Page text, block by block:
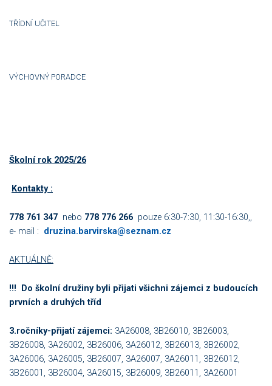
TŘÍDNÍ UČITEL
VÝCHOVNÝ PORADCE
Školní rok 2025/26
Kontakty :
778 761 347 nebo 778 776 266 pouze 6:30-7:30, 11:30-16:30,,
e- mail : druzina.barvirska@seznam.cz
AKTUÁLNĚ:
!!! Do školní družiny byli přijati všichni zájemci z budoucích
prvních a druhých tříd
3.ročníky-přijatí zájemci: 3A26008, 3B26010, 3B26003,
3B26008, 3A26002, 3B26006, 3A26012, 3B26013, 3B26002,
3A26006, 3A26005, 3B26007, 3A26007, 3A26011, 3B26012,
3B26001, 3B26004, 3A26015, 3B26009, 3B26011, 3A26001